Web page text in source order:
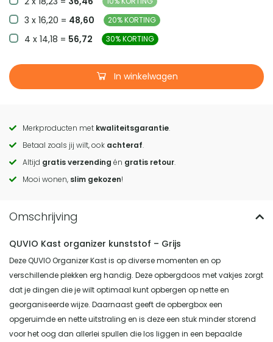
3 x 16,20 = 48,60 20% KORTING
4 x 14,18 = 56,72 30% KORTING
In winkelwagen
Call
to
actions
Merkproducten met kwaliteitsgarantie.
Betaal zoals jij wilt, ook achteraf.
Altijd gratis verzending én gratis retour.
Mooi wonen, slim gekozen!
QUVIO Kast organizer kunststof – Grijs
Deze QUVIO Organizer Kast is op diverse momenten en op
verschillende plekken erg handig. Deze opbergdoos met vakjes zorgt
dat je dingen die je wilt optimaal kunt opbergen op nette en
georganiseerde wijze. Daarnaast geeft de opbergbox een
opgeruimde en nette uitstraling en is deze een stuk minder storend
voor het oog dan allerlei spullen die los liggen in een bepaalde